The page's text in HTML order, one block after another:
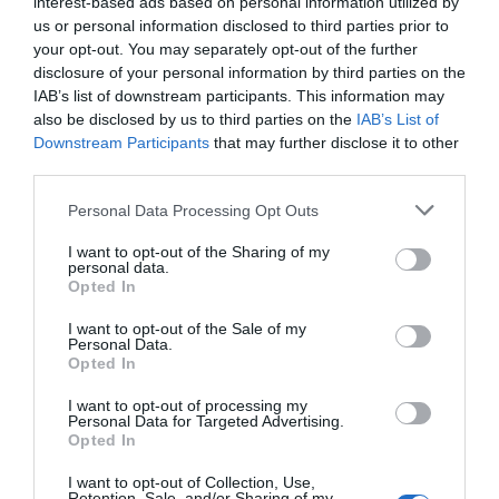
us or personal information disclosed to third parties prior to
your opt-out. You may separately opt-out of the further
disclosure of your personal information by third parties on the
IAB’s list of downstream participants. This information may
also be disclosed by us to third parties on the IAB’s List of
Downstream Participants that may further disclose it to other
Personal Data Processing Opt Outs
I want to opt-out of the Sharing of my
personal data.
Opted In
I want to opt-out of the Sale of my
Personal Data.
Opted In
I want to opt-out of processing my
Personal Data for Targeted Advertising.
Opted In
I want to opt-out of Collection, Use,
ΣΕΚΕΕ,Μάνος Μακρομάλλης, δήλωσε:«Η
συμμετοχή μας στο Technology Forum για
δεύτερη χρονιά δεν είναι τυπική — είναι
στρατηγική. Η σύνδεση με τα πανεπιστήμια,
τα ερευνητικά κέντρα και τις επιχειρήσεις
ευκαιρίες technology transfer, σε
ευρωπαϊκά χρηματοδοτικά εργαλεία και σε
ένα ευρύ δίκτυο συνεργατών. Η ενίσχυση του
οικοσυστήματος δεν γίνεται μόνο στις
υπάρχει ταλέντο, έρευνα και πραγματική
δυναμική. Η Θεσσαλονίκη έχει και τα τρία.»